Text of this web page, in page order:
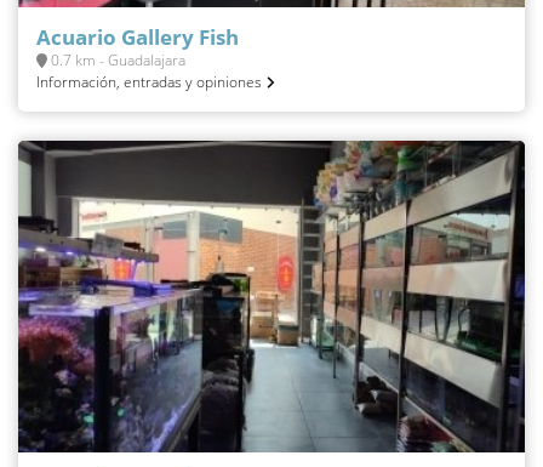
Acuario Gallery Fish
0.7 km - Guadalajara
Información, entradas y opiniones